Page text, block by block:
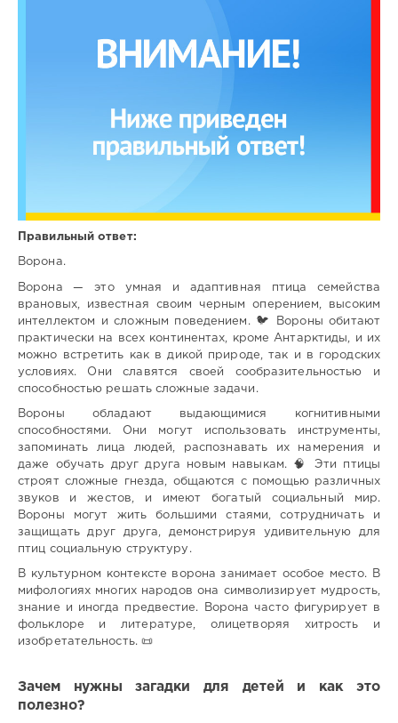
Правильный ответ:
Ворона.
Ворона — это умная и адаптивная птица семейства
врановых, известная своим черным оперением, высоким
интеллектом и сложным поведением. 🐦 Вороны обитают
практически на всех континентах, кроме Антарктиды, и их
можно встретить как в дикой природе, так и в городских
условиях. Они славятся своей сообразительностью и
способностью решать сложные задачи.
Вороны обладают выдающимися когнитивными
способностями. Они могут использовать инструменты,
запоминать лица людей, распознавать их намерения и
даже обучать друг друга новым навыкам. 🧠 Эти птицы
строят сложные гнезда, общаются с помощью различных
звуков и жестов, и имеют богатый социальный мир.
Вороны могут жить большими стаями, сотрудничать и
защищать друг друга, демонстрируя удивительную для
птиц социальную структуру.
В культурном контексте ворона занимает особое место. В
мифологиях многих народов она символизирует мудрость,
знание и иногда предвестие. Ворона часто фигурирует в
фольклоре и литературе, олицетворяя хитрость и
изобретательность. 📜
Зачем нужны загадки для детей и как это
полезно?